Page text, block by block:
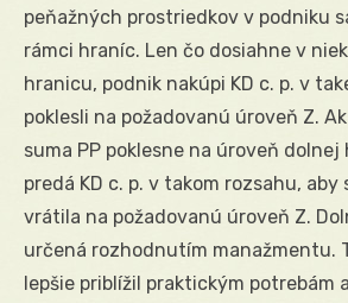
peňažných prostriedkov v podniku
rámci hraníc. Len čo dosiahne v
hranicu, podnik nakúpi KD c. p. v
poklesli na požadovanú úroveň Z.
suma PP poklesne na úroveň dolnej
predá KD c. p. v takom rozsahu, aby
vrátila na požadovanú úroveň Z.
určená rozhodnutím manažmentu.
lepšie priblížil praktickým potrebám